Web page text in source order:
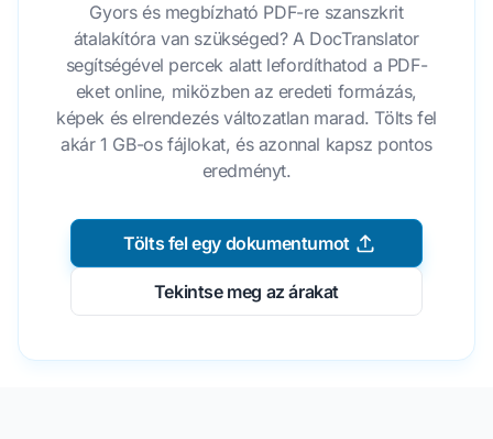
Gyors és megbízható PDF-re szanszkrit
átalakítóra van szükséged? A DocTranslator
segítségével percek alatt lefordíthatod a PDF-
eket online, miközben az eredeti formázás,
képek és elrendezés változatlan marad. Tölts fel
akár 1 GB-os fájlokat, és azonnal kapsz pontos
eredményt.
Tölts fel egy dokumentumot
Tekintse meg az árakat